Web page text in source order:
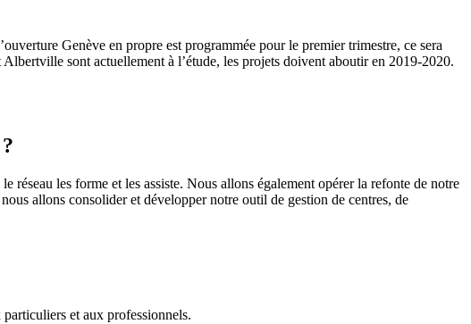
Genève en propre est programmée pour le premier trimestre, ce sera
sont actuellement à l’étude, les projets doivent aboutir en 2019-2020.
les forme et les assiste. Nous allons également opérer la refonte de notre
allons consolider et développer notre outil de gestion de centres, de
et aux professionnels.